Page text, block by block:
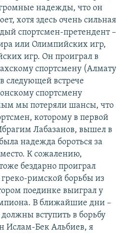
надежды, что он
хотя здесь очень сильная
спортсмен-претендент –
или Олимпийских игр,
игр. Он проиграл в
спортсмену (Алмату
следующей встрече
спортсмену
мы потеряли шансы, что
которому в первой
Лабазанов, вышел в
надежда бороться за
К сожалению,
бездарно проиграл
римской борьбы из
поединке выиграл у
В ближайшие дни –
должны вступить в борьбу
Ислам-Бек Альбиев, я